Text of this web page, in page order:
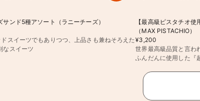
ンド5種アソート（ラニーチーズ）
スイーツでもありつつ、上品さも兼ねそろえた
なスイーツ
【最高級ピスタチオ
（MAX PISTACHIO）
¥3,200
世界最高級品質と言わ
ふんだんに使用した『